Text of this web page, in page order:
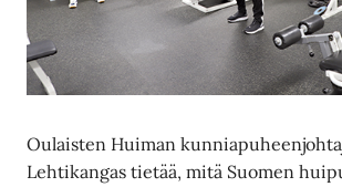
Oulaisten Huiman
Lehtikangas tietää, mitä Suomen